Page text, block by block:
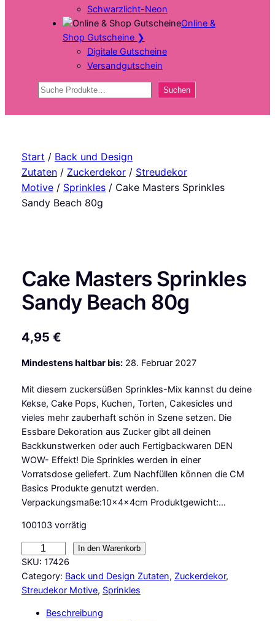
Schwarzlicht-Neon
Online &
Shop Gutscheine ❯
Digitale Gutscheine
Versandgutschein
Suchen Suchen
Start / Back und Design
Zutaten/ Zuckerdekor/ Streudekor
Motive/ Sprinkles/ Cake Masters Sprinkles
Sandy Beach 80g
Cake Masters Sprinkles
Sandy Beach 80g
4,95 €
Mindestens haltbar bis:28. Februar 2027
Mit diesem zuckersüßen Sprinkles-Mix kannst du deine
Kekse, Cake Pops, Kuchen, Torten, Cakesicles und
vieles mehr zauberhaft schön in Szene setzen. Die
Essbare Dekoration aus Zucker gibt all deinen
Backkunstwerken oder auch Fertigbackwaren DEN
WOW- Effekt! Die Sprinkles werden in einer
Vorratsdose geliefert. Zum Nachfüllen können die CM
Basics Produkte genutzt werden.
Verpackungsmaße:10x4x4cm Produktgewicht:…
100103 vorrätig
a
k
e
In den Warenkorb
SKU: 17426
Category: Back und Design Zutaten, Zuckerdekor
Streudekor Motive, Sprinkles
Beschreibung